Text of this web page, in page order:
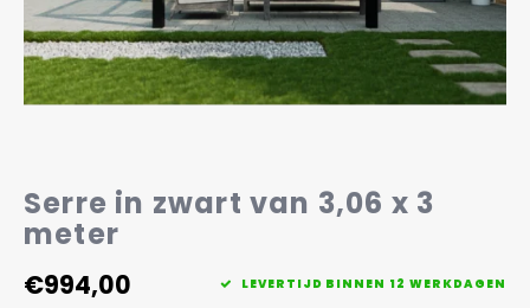
Veelgestelde vragen
Serre in zwart van 3,06 x 3
meter
€994,00 LEVERTIJD BINNEN 12 WERKDAGEN